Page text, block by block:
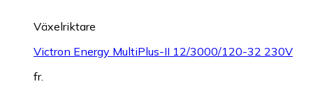
Växelriktare
Victron Energy MultiPlus-II 12/3000/120-32 230V
fr.